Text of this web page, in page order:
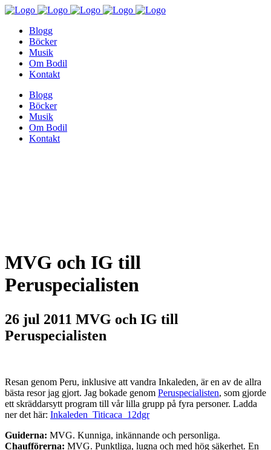
Blogg
Böcker
Musik
Om Bodil
Kontakt
Blogg
Böcker
Musik
Om Bodil
Kontakt
MVG och IG till
Peruspecialisten
26 jul 2011 MVG och IG till
Peruspecialisten
Resan genom Peru, inklusive att vandra Inkaleden, är en av de allra
bästa resor jag gjort. Jag bokade genom Peruspecialisten, som gjorde
ett skräddarsytt program till vår lilla grupp på fyra personer. Ladda
ner det här: Inkaleden_Titicaca_12dgr
Guiderna: MVG. Kunniga, inkännande och personliga.
Chaufförerna: MVG. Punktliga, lugna och med hög säkerhet. En